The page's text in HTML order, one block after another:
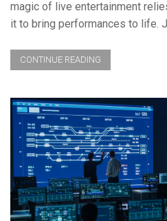
magic of live entertainment
it to bring performances to life.
CONTINUE READING